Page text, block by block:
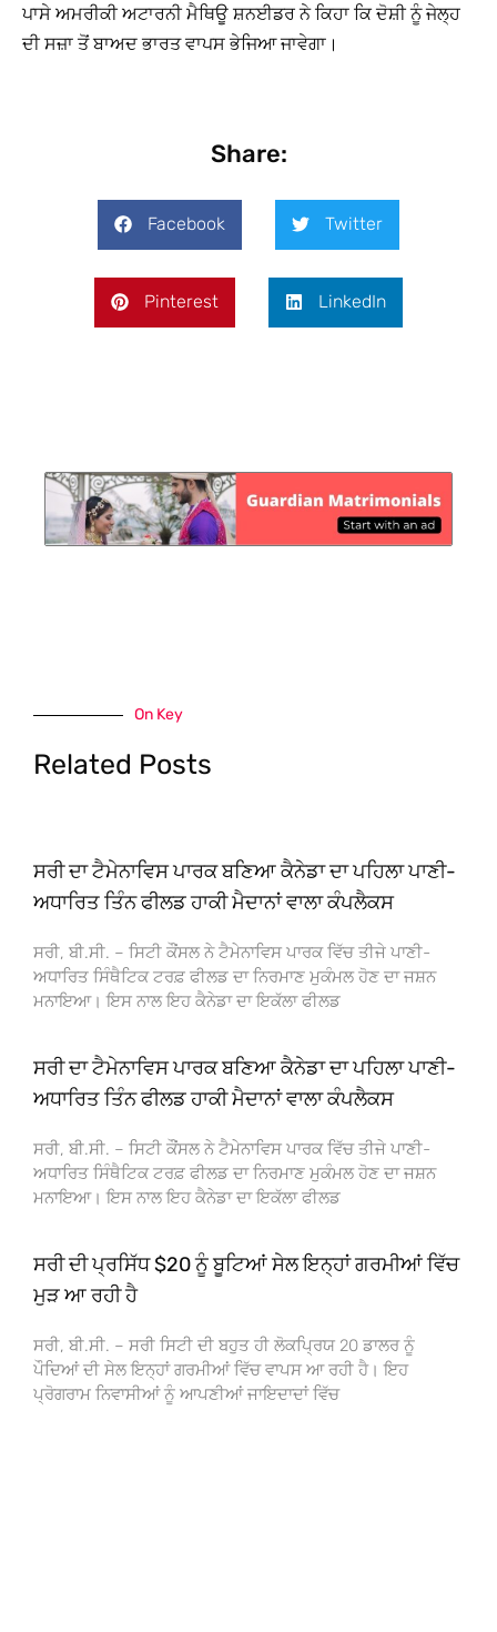
ਪਾਸੇ ਅਮਰੀਕੀ ਅਟਾਰਨੀ ਮੈਥਿਊ ਸ਼ਨਈਡਰ ਨੇ ਕਿਹਾ ਕਿ ਦੋਸ਼ੀ ਨੂੰ ਜੇਲ੍ਹ
ਦੀ ਸਜ਼ਾ ਤੋਂ ਬਾਅਦ ਭਾਰਤ ਵਾਪਸ ਭੇਜਿਆ ਜਾਵੇਗਾ।
Share:
Facebook Twitter
Pinterest LinkedIn
On Key
Related Posts
ਸਰੀ ਦਾ ਟੈਮੇਨਾਵਿਸ ਪਾਰਕ ਬਣਿਆ ਕੈਨੇਡਾ ਦਾ ਪਹਿਲਾ ਪਾਣੀ-
ਅਧਾਰਿਤ ਤਿੰਨ ਫੀਲਡ ਹਾਕੀ ਮੈਦਾਨਾਂ ਵਾਲਾ ਕੰਪਲੈਕਸ
ਸਰੀ, ਬੀ.ਸੀ. – ਸਿਟੀ ਕੌਂਸਲ ਨੇ ਟੈਮੇਨਾਵਿਸ ਪਾਰਕ ਵਿੱਚ ਤੀਜੇ ਪਾਣੀ-
ਅਧਾਰਿਤ ਸਿੰਥੈਟਿਕ ਟਰਫ਼ ਫੀਲਡ ਦਾ ਨਿਰਮਾਣ ਮੁਕੰਮਲ ਹੋਣ ਦਾ ਜਸ਼ਨ
ਮਨਾਇਆ। ਇਸ ਨਾਲ ਇਹ ਕੈਨੇਡਾ ਦਾ ਇਕੱਲਾ ਫੀਲਡ
ਸਰੀ ਦਾ ਟੈਮੇਨਾਵਿਸ ਪਾਰਕ ਬਣਿਆ ਕੈਨੇਡਾ ਦਾ ਪਹਿਲਾ ਪਾਣੀ-
ਅਧਾਰਿਤ ਤਿੰਨ ਫੀਲਡ ਹਾਕੀ ਮੈਦਾਨਾਂ ਵਾਲਾ ਕੰਪਲੈਕਸ
ਸਰੀ, ਬੀ.ਸੀ. – ਸਿਟੀ ਕੌਂਸਲ ਨੇ ਟੈਮੇਨਾਵਿਸ ਪਾਰਕ ਵਿੱਚ ਤੀਜੇ ਪਾਣੀ-
ਅਧਾਰਿਤ ਸਿੰਥੈਟਿਕ ਟਰਫ਼ ਫੀਲਡ ਦਾ ਨਿਰਮਾਣ ਮੁਕੰਮਲ ਹੋਣ ਦਾ ਜਸ਼ਨ
ਮਨਾਇਆ। ਇਸ ਨਾਲ ਇਹ ਕੈਨੇਡਾ ਦਾ ਇਕੱਲਾ ਫੀਲਡ
ਸਰੀ ਦੀ ਪ੍ਰਸਿੱਧ $20 ਨੂੰ ਬੂਟਿਆਂ ਸੇਲ ਇਨ੍ਹਾਂ ਗਰਮੀਆਂ ਵਿੱਚ
ਮੁੜ ਆ ਰਹੀ ਹੈ
ਸਰੀ, ਬੀ.ਸੀ. – ਸਰੀ ਸਿਟੀ ਦੀ ਬਹੁਤ ਹੀ ਲੋਕਪ੍ਰਿਯ 20 ਡਾਲਰ ਨੂੰ
ਪੌਦਿਆਂ ਦੀ ਸੇਲ ਇਨ੍ਹਾਂ ਗਰਮੀਆਂ ਵਿੱਚ ਵਾਪਸ ਆ ਰਹੀ ਹੈ। ਇਹ
ਪ੍ਰੋਗਰਾਮ ਨਿਵਾਸੀਆਂ ਨੂੰ ਆਪਣੀਆਂ ਜਾਇਦਾਦਾਂ ਵਿੱਚ